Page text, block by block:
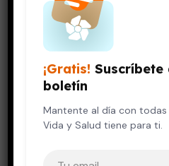
Vulvovaginitis y candidiasis: ¿se
SALUD DE LA MUJER
Vulvovaginitis y
¿se contagian
17 de enero, 2023 7 min de
¡Gratis! Suscríbete
boletín
Mantente al día con todas
Vida y Salud tiene para ti.